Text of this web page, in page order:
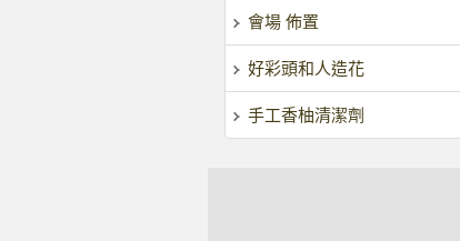
會場 佈置
好彩頭和人造花
手工香柚清潔劑